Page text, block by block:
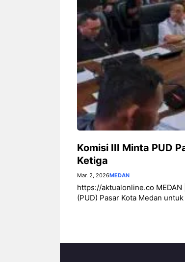
Komisi III Minta PUD
Ketiga
Mar. 2, 2026MEDAN
https://aktualonline.co MEDAN
(PUD) Pasar Kota Medan